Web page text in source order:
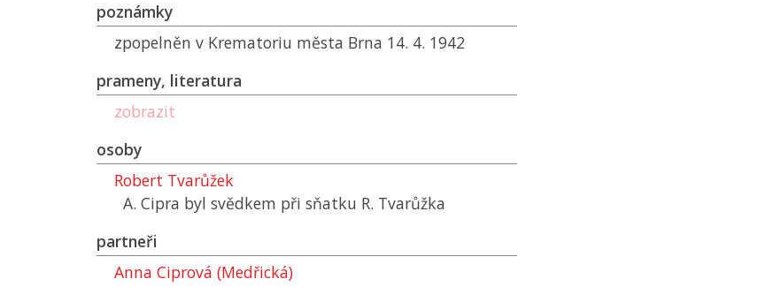
poznámky
zpopelněn v Krematoriu města Brna 14. 4. 1942
prameny, literatura
zobrazit
osoby
Robert Tvarůžek
A. Cipra byl svědkem při sňatku R. Tvarůžka
partneři
Anna Ciprová (Medřická)